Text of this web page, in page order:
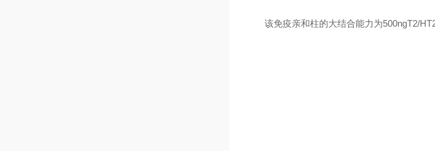
该免疫亲和柱的大结合能力为500ngT2/HT2